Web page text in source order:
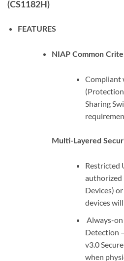
(CS1182H)
FEATURES
NIAP Common
Compliant
Sharing
Multi-Layered
Restricted
authorized
Devices)
devices
Always-
Detection
v3.0
when